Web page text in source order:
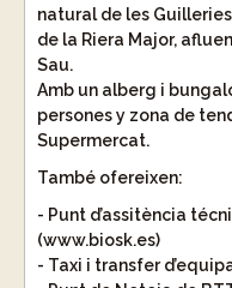
natural de les
de la Riera Major,
Sau.
Amb un alberg i
persones y zona de
Supermercat.
També ofereixen:
- Punt d’assitència
- Taxi i transfer